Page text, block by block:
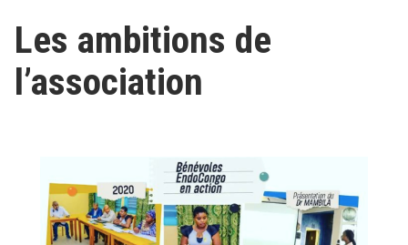
Les ambitions de
l’association